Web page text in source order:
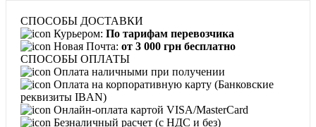
СПОСОБЫ ДОСТАВКИ
Курьером: По тарифам перевозчика
Новая Почта: от 3 000 грн бесплатно
СПОСОБЫ ОПЛАТЫ
Оплата наличными при получении
Оплата на корпоративную карту (Банковские
реквизиты IBAN)
Онлайн-оплата картой VISA/MasterCard
Безналичный расчет (с НДС и без)